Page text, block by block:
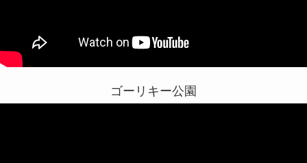
ゴーリキー公園